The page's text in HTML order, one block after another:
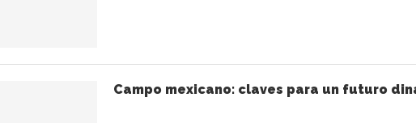
Campo mexicano: claves para un futuro